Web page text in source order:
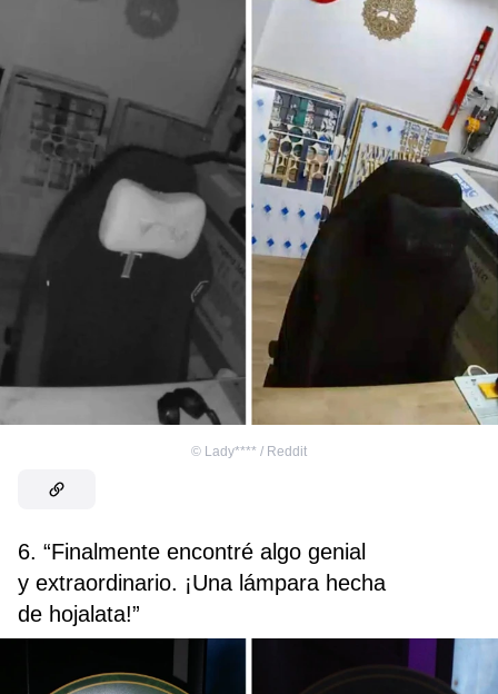
© Lady**** / Reddit
6. “Finalmente encontré algo genial
y extraordinario. ¡Una lámpara hecha
de hojalata!”